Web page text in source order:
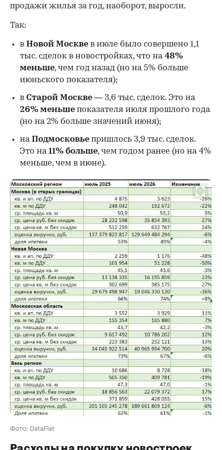
продажи жилья за год, наоборот, выросли.
00:00 / 00:00
Так:
в Новой Москве в июле было совершено 1,1
тыс. сделок в новостройках, что на48%
меньше, чем год назад (но на 5% больше
июньского показателя);
в Старой Москве — 3,6 тыс. сделок. Это на
26% меньше показателя июля прошлого года
(но на 2% больше значений июня);
наПодмосковье пришлось 3,9 тыс. сделок.
Это на11% больше, чем годом ранее (но на 4%
меньше, чем в июне).
Фото: DataFlat